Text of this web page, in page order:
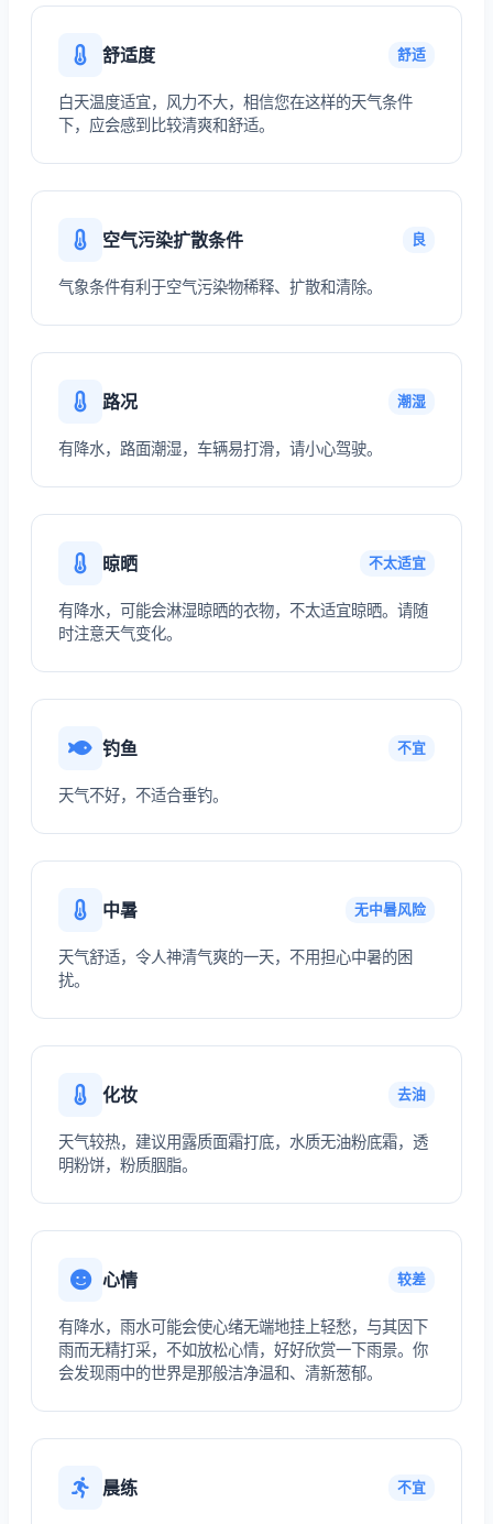
舒适度 舒适
白天温度适宜，风力不大，相信您在这样的天气条件
下，应会感到比较清爽和舒适。
空气污染扩散条件 良
气象条件有利于空气污染物稀释、扩散和清除。
路况 潮湿
有降水，路面潮湿，车辆易打滑，请小心驾驶。
晾晒 不太适宜
有降水，可能会淋湿晾晒的衣物，不太适宜晾晒。请随
时注意天气变化。
钓鱼 不宜
天气不好，不适合垂钓。
中暑 无中暑风险
天气舒适，令人神清气爽的一天，不用担心中暑的困
扰。
化妆 去油
天气较热，建议用露质面霜打底，水质无油粉底霜，透
明粉饼，粉质胭脂。
心情 较差
有降水，雨水可能会使心绪无端地挂上轻愁，与其因下
雨而无精打采，不如放松心情，好好欣赏一下雨景。你
会发现雨中的世界是那般洁净温和、清新葱郁。
晨练 不宜